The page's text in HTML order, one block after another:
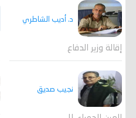
د. أديب الشاطري
إقالة وزير الدفاع
نجيب صديق